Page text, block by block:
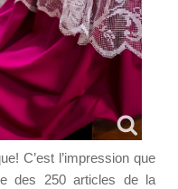
C’est l’impression que
des 250 articles de la